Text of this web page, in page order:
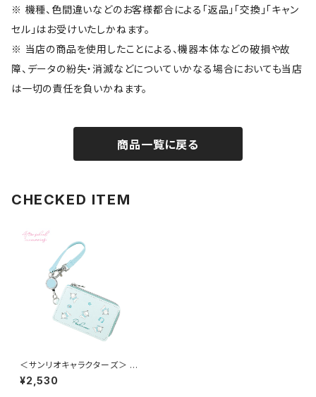
※ 機種、色間違いなどのお客様都合による「返品」「交換」「キャン
セル」はお受けいたしかねます。
※ 当店の商品を使用したことによる、機器本体などの破損や故
障、データの紛失・消滅などについていかなる場合においても当店
は一切の責任を負いかねます。
商品一覧に戻る
CHECKED ITEM
＜サンリオキャラクターズ＞ パ
スケース（リール付き） ポチャッ
コ LSR-G013-D
¥2,530